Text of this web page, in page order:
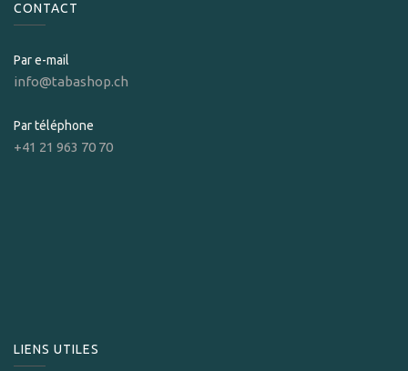
CONTACT
Par e-mail
info@tabashop.ch
Par téléphone
+41 21 963 70 70
LIENS UTILES